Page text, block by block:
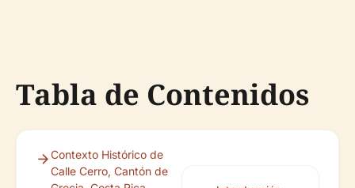
Tabla de Contenidos
Contexto Histórico de
Calle Cerro, Cantón de